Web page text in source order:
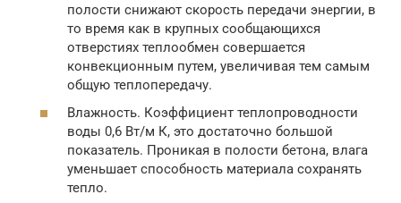
полости снижают скорость передачи энергии, в
то время как в крупных сообщающихся
отверстиях теплообмен совершается
конвекционным путем, увеличивая тем самым
общую теплопередачу.
Влажность. Коэффициент теплопроводности
воды 0,6 Вт/м К, это достаточно большой
показатель. Проникая в полости бетона, влага
уменьшает способность материала сохранять
тепло.